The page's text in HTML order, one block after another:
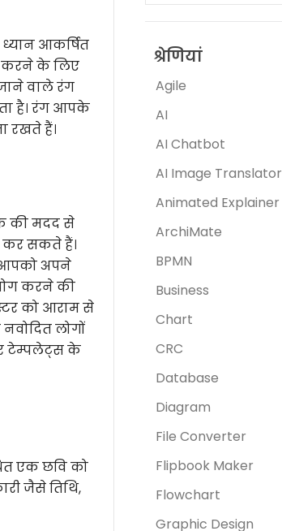
आकर्षित
करने के लिए
वाले रंग
है। रंग आपके
रखते हैं।
की मदद से
कर सकते हैं।
आपको अपने
करने की
को आराम से
लोगों
टेम्पलेट्स के
एक छवि को
जैसे तिथि,
श्रेणियां
Agile
AI
AI Chatbot
AI Image Translator
Animated Explainer
ArchiMate
BPMN
Business
Chart
CRC
Database
Diagram
File Converter
Flipbook Maker
Flowchart
Graphic Design